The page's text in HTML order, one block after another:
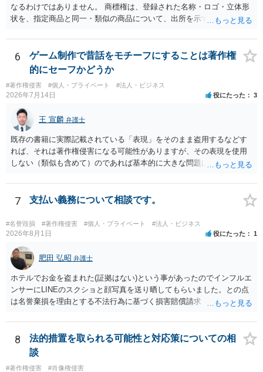
なるわけではありません。 商標権は、登録された名称・ロゴ・立体形
状を、指定商品と同一・類似の商品について、出所を示す表示として
て描くにとどまる場合は、通常、商標権侵害にはなりにくいと考えら
れます。 ただし、家具名や特徴的な形状を商品名・広告に大きく表示
し、公式商品やライセンス商品と誤認させる販売方法であれば、商標
権や不正競争防止法上の問題が生じ得ます。家具のデザインに著作権
が認められる場合は、著作権も別途問題となります。 無料のSNS投稿
やプレゼントでも、著作権侵害は成立し得ます。商標権については、
有料か無料かよりも、商標として使用しているかが重要です。 また、
日本の商標権は原則として日本国内にのみ効力を持ちます。外国で販
売する場合は、販売国の商標・意匠等を確認する必要があります。 他
の作家の例は、許諾を得ている、権利が消滅している、侵害に当たら
ない、又は単に権利行使されていないなど、様々な可能性がありま
す。他人が販売していることだけでは、適法とは判断できません。
6
ゲーム制作で昔話をモチーフにすることは著作権
的にセーフかどうか
#著作権侵害 #個人・プライベート #法人・ビジネス
2026年7月14日 役にたった 3
王 宣麟 弁護士
既存の書籍に実際記載されている「表現」をそのまま盗用するなどす
れば、それは著作権侵害になる可能性がありますが、その表現を使用
しない（類似も含めて）のであれば基本的に大きな問題は生じないか
現」であり、昔話の大筋や設定の骨子だけを使うのは、一般にアイデ
ア利用の範囲です。 一方で、特定の作品の文章をそのまま使うことは
もちろん、表現の選び方や展開が「その作品の本質的特徴を直接感得
できる」レベルだと、翻案や二次的著作物の問題が出ますのでこの点
はご留意ください。
7 支払い義務について相談です。
#名誉毀損 #著作権侵害 #個人・プライベート #法人・ビジネス
2026年8月1日 役にたった 1
肥田 弘昭 弁護士
ホテルでお金を盗まれた(証拠はない)という事があったのでインフルエ
ンサーにLINEのスクショと顔写真を送り晒してもらいました。との点
は名誉棄損を理由とする不法行為に基づく損害賠償請求（共同不法行
その人が会社を経営しているようで仕事が飛んだとのことでその分の
賠償金と8人分の従業員の年間利益を請求すると言われています。」で
の計算がすべて損害とならないかと思いますので、損害額で争っても
良いかと思います。ご参考にしてください。
8
法的措置を取られる可能性と対応策についての相
談
#著作権侵害 #肖像権侵害